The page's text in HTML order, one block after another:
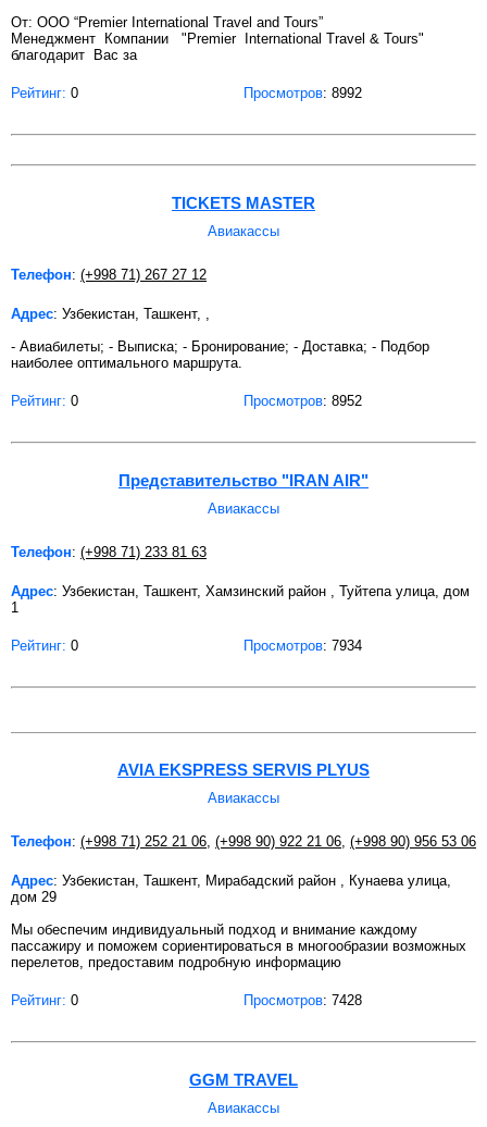
От: ООО “Premier International Travel and Tours”
Менеджмент Компании "Premier International Travel & Tours"
благодарит Вас за
Рейтинг: 0 Просмотров: 8992
TICKETS MASTER
Авиакассы
Телефон: (+998 71) 267 27 12
Адрес: Узбекистан, Ташкент, ,
- Авиабилеты; - Выписка; - Бронирование; - Доставка; - Подбор
наиболее оптимального маршрута.
Рейтинг: 0 Просмотров: 8952
Представительство "IRAN AIR"
Авиакассы
Телефон: (+998 71) 233 81 63
Адрес: Узбекистан, Ташкент, Хамзинский район , Туйтепа улица, дом
1
Рейтинг: 0 Просмотров: 7934
AVIA EKSPRESS SERVIS PLYUS
Авиакассы
Телефон: (+998 71) 252 21 06 (+998 90) 922 21 06 (+998 90) 956 53 06
Адрес: Узбекистан, Ташкент, Мирабадский район , Кунаева улица,
дом 29
Мы обеспечим индивидуальный подход и внимание каждому
пассажиру и поможем сориентироваться в многообразии возможных
перелетов, предоставим подробную информацию
Рейтинг: 0 Просмотров: 7428
GGM TRAVEL
Авиакассы